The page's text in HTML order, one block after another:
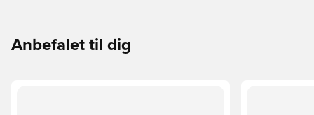
Anbefalet til dig